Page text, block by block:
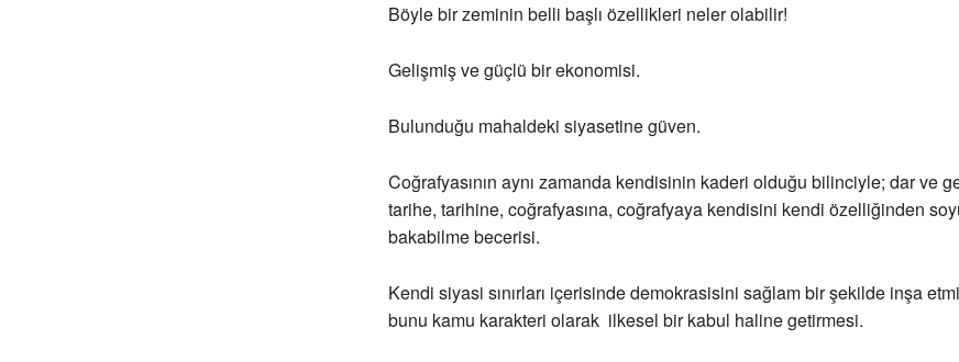
Böyle bir zeminin belli başlı özellikleri neler olabilir!
Gelişmiş ve güçlü bir ekonomisi.
Bulunduğu mahaldeki siyasetine güven.
Coğrafyasının aynı zamanda kendisinin kaderi olduğu bilinciyle; dar ve
tarihe, tarihine, coğrafyasına, coğrafyaya kendisini kendi özelliğinden
bakabilme becerisi.
Kendi siyasi sınırları içerisinde demokrasisini sağlam bir şekilde inşa
bunu kamu karakteri olarak ilkesel bir kabul haline getirmesi.